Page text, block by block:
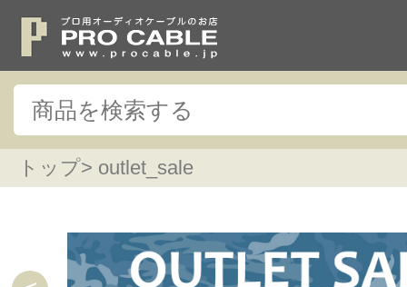
トップ> outlet_sale